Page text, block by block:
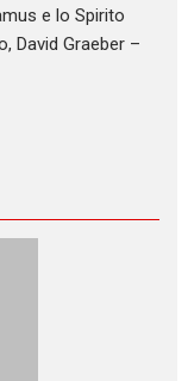
e lo Spirito
David Graeber –